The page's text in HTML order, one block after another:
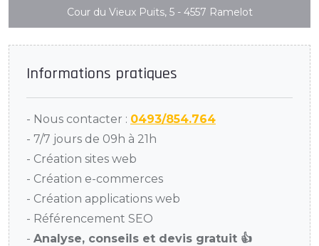
Cour du Vieux Puits, 5 - 4557 Ramelot
Informations pratiques
- Nous contacter : 0493/854.764
- 7/7 jours de 09h à 21h
- Création sites web
- Création e-commerces
- Création applications web
- Référencement SEO
- Analyse, conseils et devis gratuit 👍